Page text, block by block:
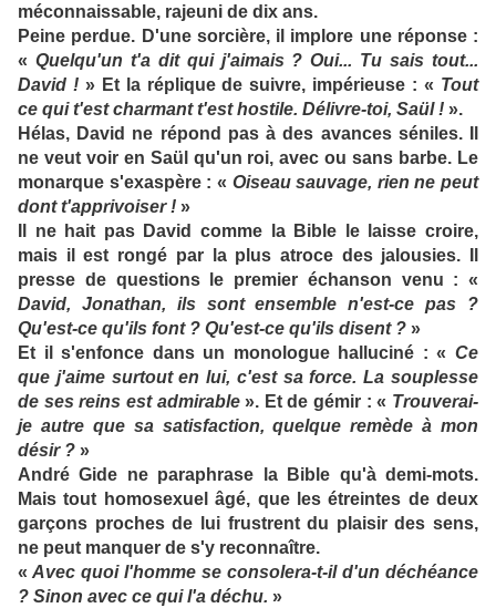
méconnaissable, rajeuni de dix ans.
Peine perdue. D'une sorcière, il implore une réponse :
« Quelqu'un t'a dit qui j'aimais ? Oui... Tu sais tout...
David !» Et la réplique de suivre, impérieuse : « Tout
ce qui t'est charmant t'est hostile. Délivre-toi, Saül ! ».
Hélas, David ne répond pas à des avances séniles. Il
ne veut voir en Saül qu'un roi, avec ou sans barbe. Le
monarque s'exaspère : « Oiseau sauvage, rien ne peut
dont t'apprivoiser ! »
Il ne hait pas David comme la Bible le laisse croire,
mais il est rongé par la plus atroce des jalousies. Il
presse de questions le premier échanson venu : «
David, Jonathan, ils sont ensemble n'est-ce pas ?
Qu'est-ce qu'ils font ? Qu'est-ce qu'ils disent ? »
Et il s'enfonce dans un monologue halluciné : « Ce
que j'aime surtout en lui, c'est sa force. La souplesse
de ses reins est admirable». Et de gémir : « Trouverai-
je autre que sa satisfaction, quelque remède à mon
désir ? »
André Gide ne paraphrase la Bible qu'à demi-mots.
Mais tout homosexuel âgé, que les étreintes de deux
garçons proches de lui frustrent du plaisir des sens,
ne peut manquer de s'y reconnaître.
« Avec quoi l'homme se consolera-t-il d'un déchéance
? Sinon avec ce qui l'a déchu. »